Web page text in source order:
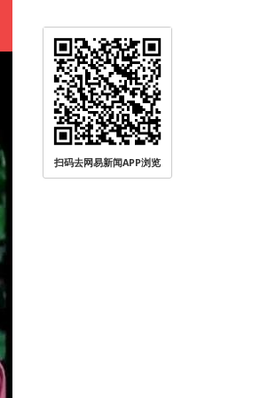
扫码去网易新闻APP浏览